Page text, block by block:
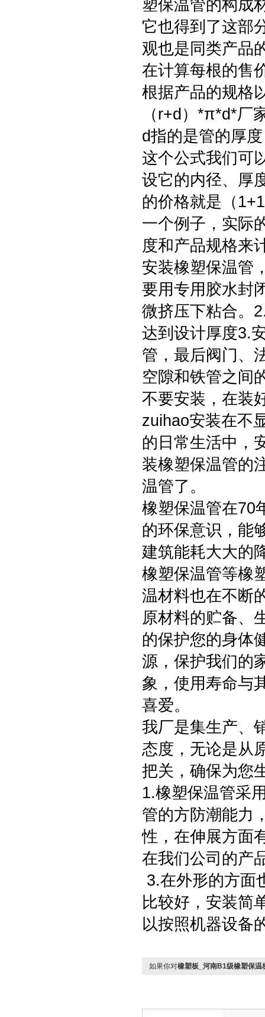
塑保温管的构成
它也得到了这部
观也是同类产品
在计算每根的售
根据产品的规格
（r+d）*π*d*厂
d指的是管的厚
这个公式我们可
设它的内径、厚
的价格就是（
一个例子，实际
度和产品规格来
安装橡塑保温管
要用专用胶水封
微挤压下粘合。
达到设计厚度3.
管，最后阀门、
空隙和铁管之间
不要安装，在装
zuihao安装在不
的日常生活中，
装橡塑保温管的
温管了。
橡塑保温管在70
的环保意识，能
建筑能耗大大的
橡塑保温管等橡
温材料也在不断
原材料的贮备、
的保护您的身体
源，保护我们的
象，使用寿命与
喜爱。
我厂是集生产、
态度，无论是从
把关，确保为您
1.橡塑保温管采
管的方防潮能力
性，在伸展方
在我们公司的
3.在外形的方面
比较好，安装简
以按照机器设备
如果你对橡塑板_河南B1级橡塑保温